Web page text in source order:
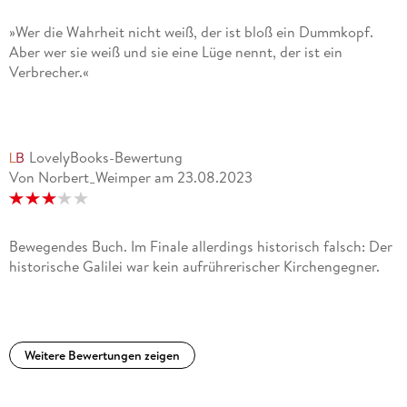
»Wer die Wahrheit nicht weiß, der ist bloß ein Dummkopf.
Aber wer sie weiß und sie eine Lüge nennt, der ist ein
Verbrecher.«
LovelyBooks-Bewertung
Von Norbert_Weimper am 23.08.2023
Bewegendes Buch. Im Finale allerdings historisch falsch: Der
historische Galilei war kein aufrührerischer Kirchengegner.
Weitere Bewertungen zeigen